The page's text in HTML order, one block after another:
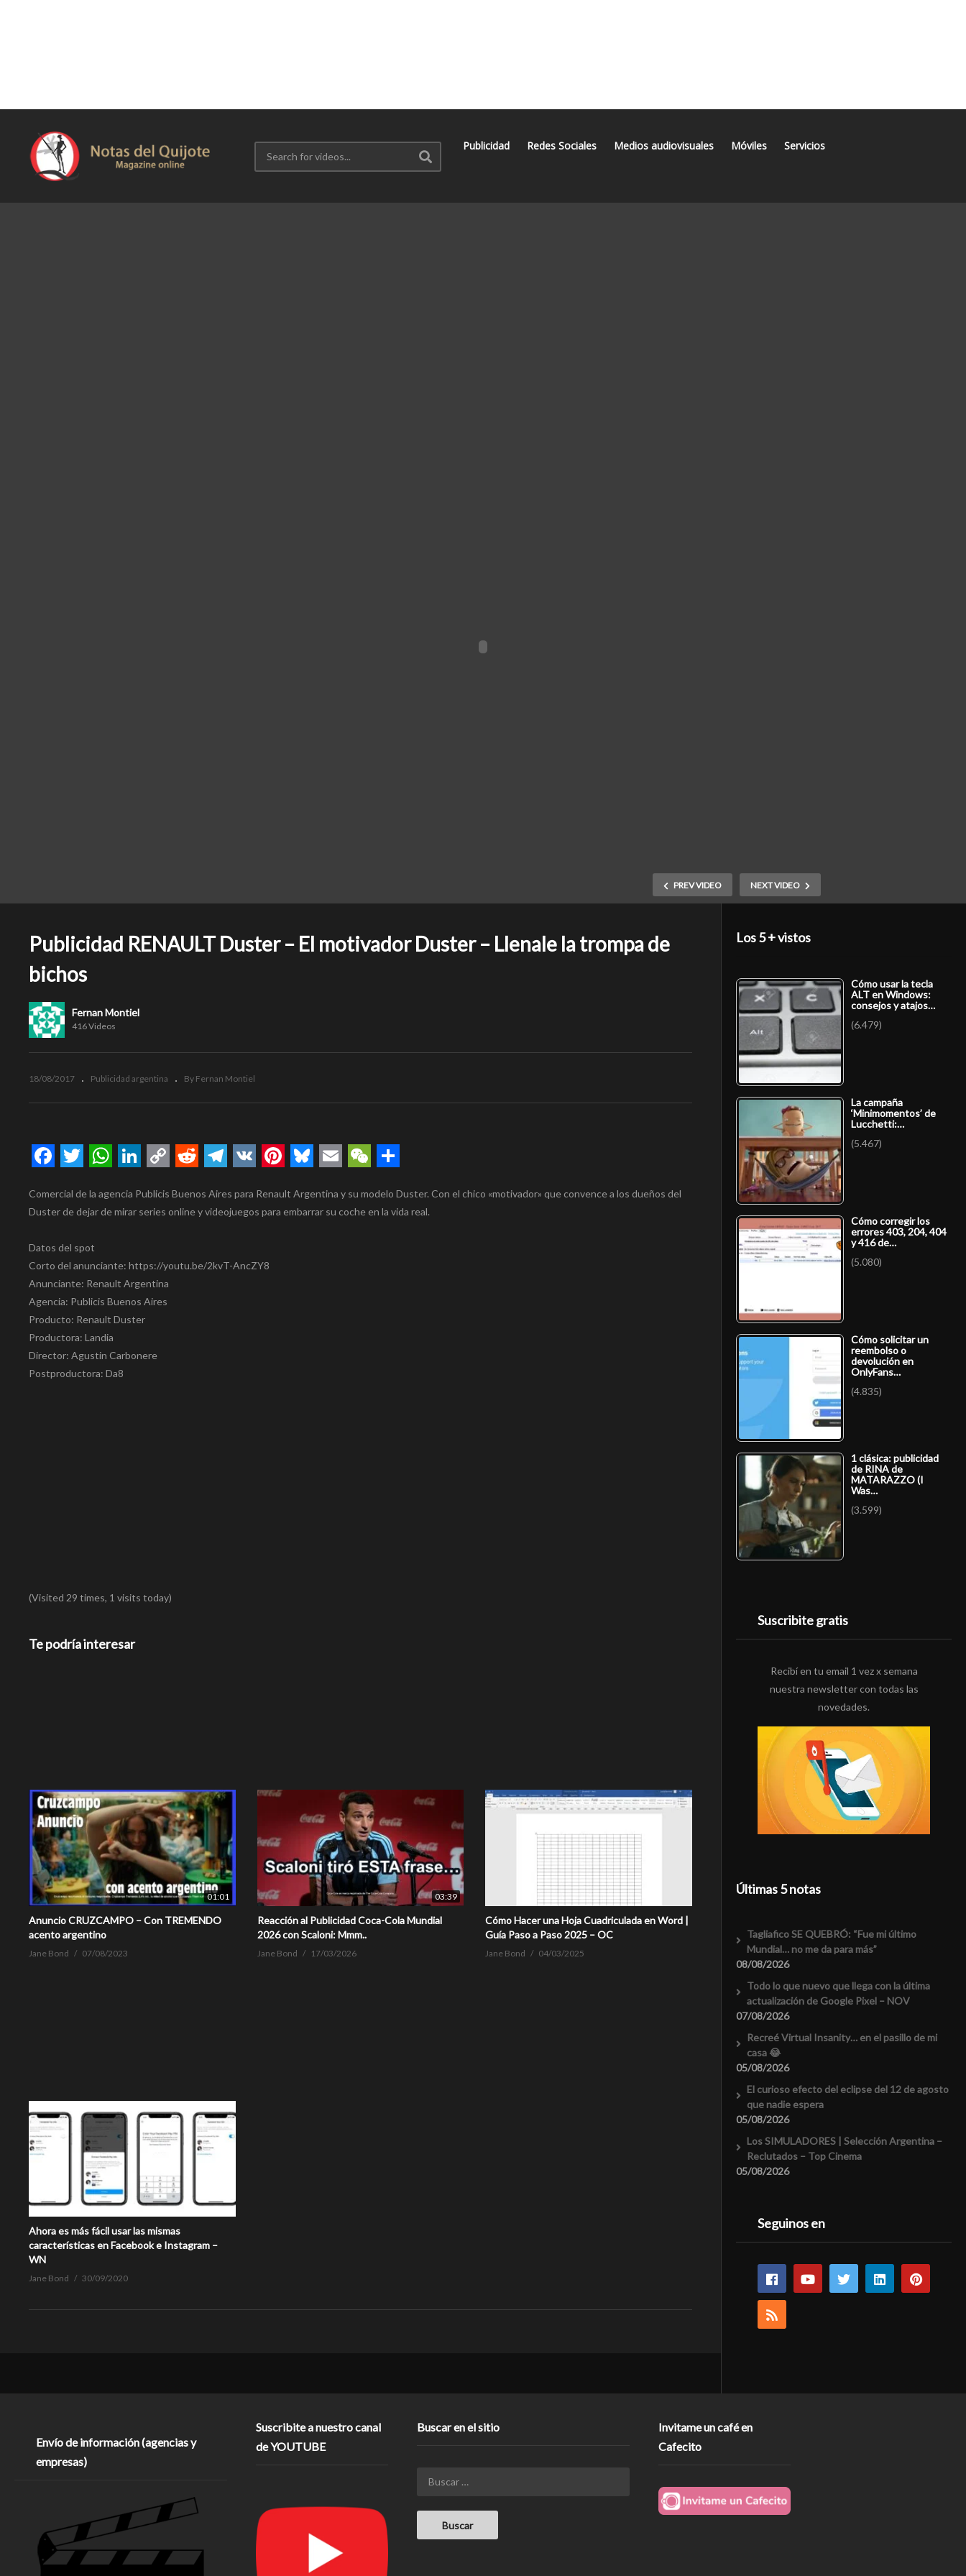
Publicidad Redes Sociales Medios audiovisuales Móviles Servicios
PREV VIDEO NEXT VIDEO
Publicidad RENAULT Duster – El motivador Duster – Llenale la trompa de
bichos
Fernan Montiel
416 Videos
18/08/2017 Publicidad argentina By Fernan Montiel
Link
Comercial de la agencia Publicis Buenos Aires para Renault Argentina y su modelo Duster. Con el chico «motivador» que convence a los dueños del
Duster de dejar de mirar series online y videojuegos para embarrar su coche en la vida real.
Datos del spot
Corto del anunciante: https://youtu.be/2kvT-AncZY8
Anunciante: Renault Argentina
Agencia: Publicis Buenos Aires
Producto: Renault Duster
Productora: Landia
Director: Agustin Carbonere
Postproductora: Da8
(Visited 29 times, 1 visits today)
Te podría interesar
01:01
Anuncio CRUZCAMPO – Con TREMENDO
acento argentino
Jane Bond 07/08/2023
03:39
Reacción al Publicidad Coca-Cola Mundial
2026 con Scaloni: Mmm..
Jane Bond 17/03/2026
Cómo Hacer una Hoja Cuadriculada en Word |
Guía Paso a Paso 2025 – OC
Jane Bond 04/03/2025
Ahora es más fácil usar las mismas
características en Facebook e Instagram –
WN
Jane Bond 30/09/2020
Los 5 + vistos
Cómo usar la tecla
ALT en Windows:
consejos y atajos…
(6.479)
La campaña
‘Minimomentos’ de
Lucchetti:…
(5.467)
Cómo corregir los
errores 403, 204, 404
y 416 de…
(5.080)
Cómo solicitar un
reembolso o
devolución en
OnlyFans…
(4.835)
1 clásica: publicidad
de RINA de
MATARAZZO (I
Was…
(3.599)
Suscribite gratis
Recibí en tu email 1 vez x semana
nuestra newsletter con todas las
novedades.
Últimas 5 notas
Tagliafico SE QUEBRÓ: “Fue mi último
Mundial… no me da para más”
08/08/2026
Todo lo que nuevo que llega con la última
actualización de Google Pixel – NOV
07/08/2026
Recreé Virtual Insanity… en el pasillo de mi
casa 😂
05/08/2026
El curioso efecto del eclipse del 12 de agosto
que nadie espera
05/08/2026
Los SIMULADORES | Selección Argentina –
Reclutados – Top Cinema
05/08/2026
Seguinos en
Envío de información (agencias y
empresas)
Suscribite a nuestro canal
de YOUTUBE
Buscar en el sitio
Invitame un café en
Cafecito